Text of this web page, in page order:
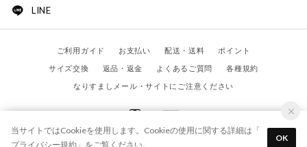
LINE
ご利用ガイド お支払い 配送・送料
ポイント
サイズ交換
返品・返金 よくあるご質問
各種規約
なりすましメール・サイトにご注意ください
当サイトではCookieを使用します。Cookieの使用に関する詳細は「
プライバシー規約 」をご覧ください。
OK